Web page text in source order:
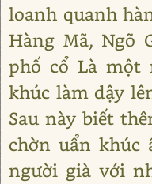
loanh quanh
Hàng Mã, Ngõ
phố cổ Là một
khúc làm dậy
Sau này biết
chờn uẩn khúc
người già với